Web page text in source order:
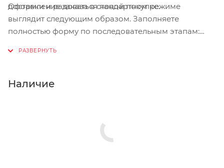
доставки и радоваться новой покупке.
Оформление заказа в стандартном режиме
выглядит следующим образом. Заполняете
полностью форму по последовательным этапам:
Нажмите кнопку «Оформить заказ».
Наличие